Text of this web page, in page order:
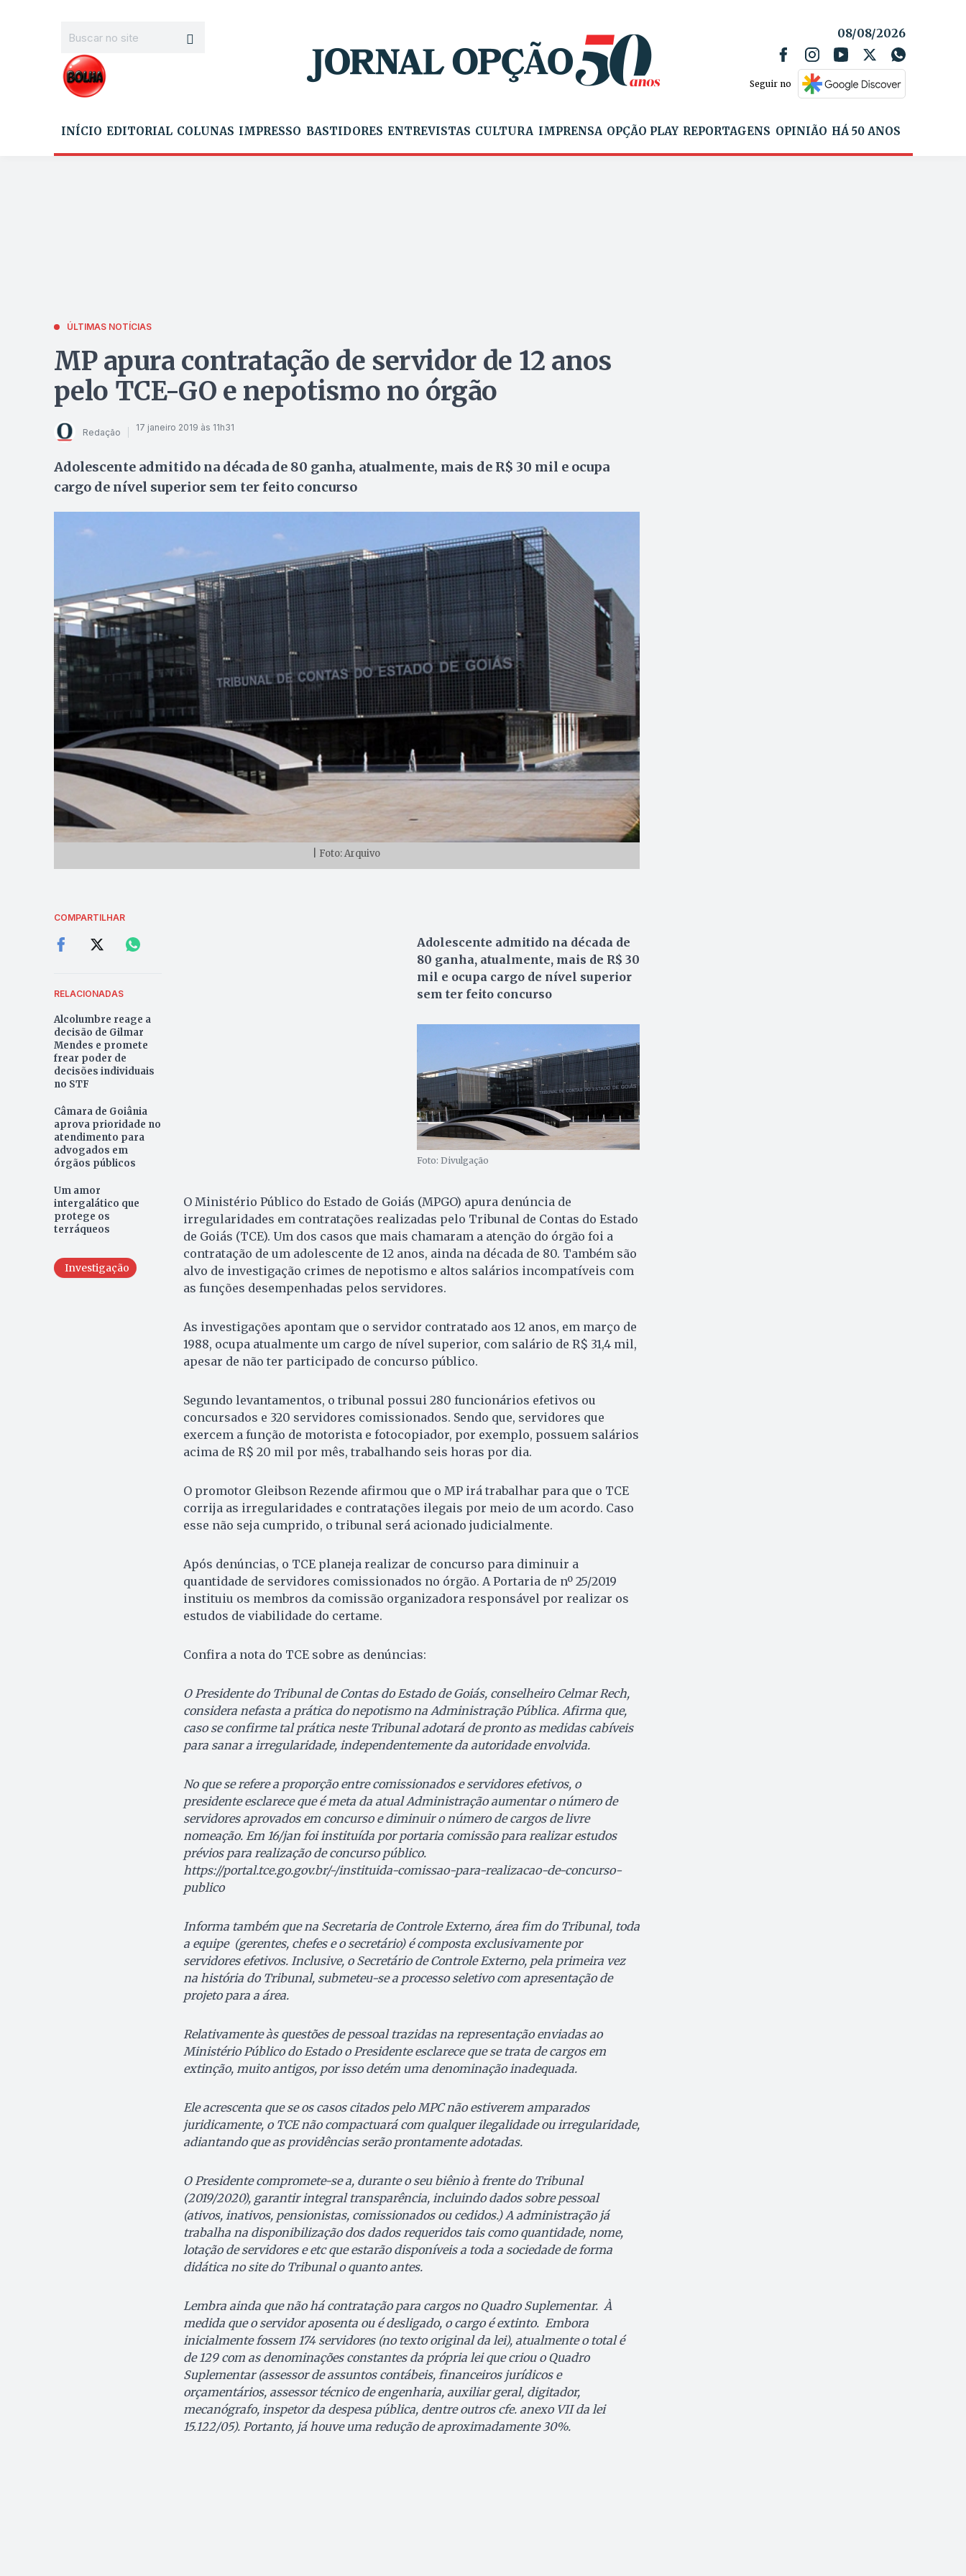
08/08/2026
Seguir no
INÍCIO EDITORIAL COLUNAS IMPRESSO BASTIDORES ENTREVISTAS CULTURA IMPRENSA OPÇÃO PLAY REPORTAGENS OPINIÃO HÁ 50 ANOS
ÚLTIMAS NOTÍCIAS
MP apura contratação de servidor de 12 anos
pelo TCE-GO e nepotismo no órgão
Redação 17 janeiro 2019 às 11h31
Adolescente admitido na década de 80 ganha, atualmente, mais de R$ 30 mil e ocupa
cargo de nível superior sem ter feito concurso
| Foto: Arquivo
COMPARTILHAR
RELACIONADAS
Alcolumbre reage a
decisão de Gilmar
Mendes e promete
frear poder de
decisões individuais
no STF
Câmara de Goiânia
aprova prioridade no
atendimento para
advogados em
órgãos públicos
Um amor
intergalático que
protege os
terráqueos
Investigação
Adolescente admitido na década de
80 ganha, atualmente, mais de R$ 30
mil e ocupa cargo de nível superior
sem ter feito concurso
Foto: Divulgação
O Ministério Público do Estado de Goiás (MPGO) apura denúncia de
irregularidades em contratações realizadas pelo Tribunal de Contas do Estado
de Goiás (TCE). Um dos casos que mais chamaram a atenção do órgão foi a
contratação de um adolescente de 12 anos, ainda na década de 80. Também são
alvo de investigação crimes de nepotismo e altos salários incompatíveis com
as funções desempenhadas pelos servidores.
As investigações apontam que o servidor contratado aos 12 anos, em março de
1988, ocupa atualmente um cargo de nível superior, com salário de R$ 31,4 mil,
apesar de não ter participado de concurso público.
Segundo levantamentos, o tribunal possui 280 funcionários efetivos ou
concursados e 320 servidores comissionados. Sendo que, servidores que
exercem a função de motorista e fotocopiador, por exemplo, possuem salários
acima de R$ 20 mil por mês, trabalhando seis horas por dia.
O promotor Gleibson Rezende afirmou que o MP irá trabalhar para que o TCE
corrija as irregularidades e contratações ilegais por meio de um acordo. Caso
esse não seja cumprido, o tribunal será acionado judicialmente.
Após denúncias, o TCE planeja realizar de concurso para diminuir a
quantidade de servidores comissionados no órgão. A Portaria de nº 25/2019
instituiu os membros da comissão organizadora responsável por realizar os
estudos de viabilidade do certame.
Confira a nota do TCE sobre as denúncias:
O Presidente do Tribunal de Contas do Estado de Goiás, conselheiro Celmar Rech,
considera nefasta a prática do nepotismo na Administração Pública. Afirma que,
caso se confirme tal prática neste Tribunal adotará de pronto as medidas cabíveis
para sanar a irregularidade, independentemente da autoridade envolvida.
No que se refere a proporção entre comissionados e servidores efetivos, o
presidente esclarece que é meta da atual Administração aumentar o número de
servidores aprovados em concurso e diminuir o número de cargos de livre
nomeação. Em 16/jan foi instituída por portaria comissão para realizar estudos
prévios para realização de concurso público.
https://portal.tce.go.gov.br/-/instituida-comissao-para-realizacao-de-concurso-
publico
Informa também que na Secretaria de Controle Externo, área fim do Tribunal, toda
a equipe (gerentes, chefes e o secretário) é composta exclusivamente por
servidores efetivos. Inclusive, o Secretário de Controle Externo, pela primeira vez
na história do Tribunal, submeteu-se a processo seletivo com apresentação de
projeto para a área.
Relativamente às questões de pessoal trazidas na representação enviadas ao
Ministério Público do Estado o Presidente esclarece que se trata de cargos em
extinção, muito antigos, por isso detém uma denominação inadequada.
Ele acrescenta que se os casos citados pelo MPC não estiverem amparados
juridicamente, o TCE não compactuará com qualquer ilegalidade ou irregularidade,
adiantando que as providências serão prontamente adotadas.
O Presidente compromete-se a, durante o seu biênio à frente do Tribunal
(2019/2020), garantir integral transparência, incluindo dados sobre pessoal
(ativos, inativos, pensionistas, comissionados ou cedidos.) A administração já
trabalha na disponibilização dos dados requeridos tais como quantidade, nome,
lotação de servidores e etc que estarão disponíveis a toda a sociedade de forma
didática no site do Tribunal o quanto antes.
Lembra ainda que não há contratação para cargos no Quadro Suplementar. À
medida que o servidor aposenta ou é desligado, o cargo é extinto. Embora
inicialmente fossem 174 servidores (no texto original da lei), atualmente o total é
de 129 com as denominações constantes da própria lei que criou o Quadro
Suplementar (assessor de assuntos contábeis, financeiros jurídicos e
orçamentários, assessor técnico de engenharia, auxiliar geral, digitador,
mecanógrafo, inspetor da despesa pública, dentre outros cfe. anexo VII da lei
15.122/05). Portanto, já houve uma redução de aproximadamente 30%.